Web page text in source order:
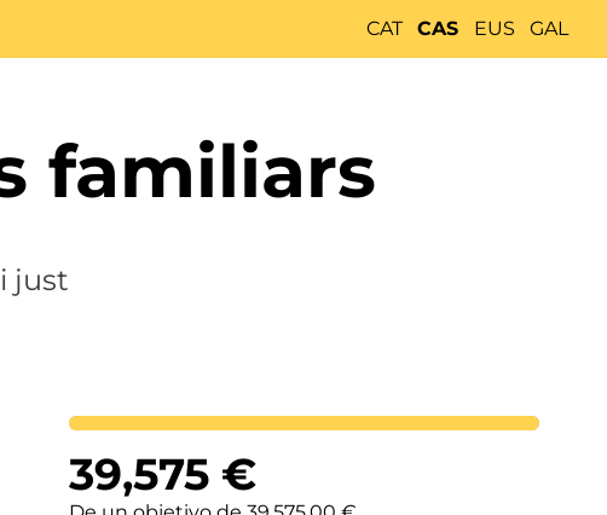
CAT CAS EUS GAL
familiars
just
Lortutakoa
39,575€